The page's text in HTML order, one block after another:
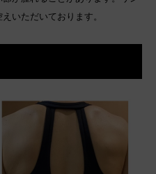
いただいております。